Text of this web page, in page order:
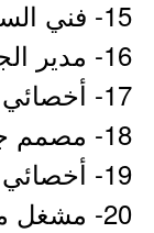
15- فني السلامة الجوية.
16- مدير الجودة والسلامة.
17- أخصائي ضمان الجودة.
18- مصمم جرافيك.
19- أخصائي إدارة المشاريع.
20- مشغل معدات النقل.